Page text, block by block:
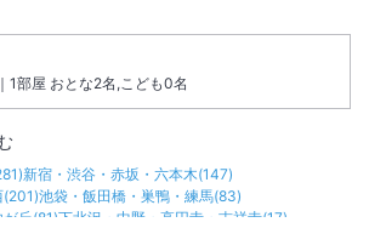
1部屋 おとな2名,こども0名
)新宿・渋谷・赤坂・六本木(147)
(201)池袋・飯田橋・巣鴨・練馬(83)
丘(81)下北沢・中野・高円寺・吉祥寺(17)